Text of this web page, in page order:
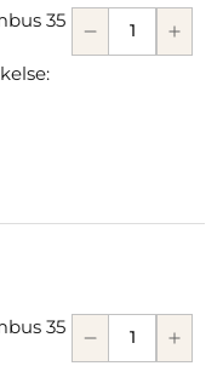
35
35